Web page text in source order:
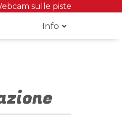
sulle piste
Info